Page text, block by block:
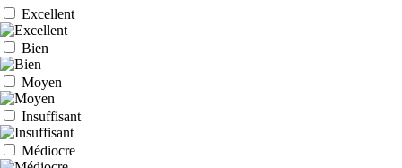
Excellent
Bien
Moyen
Insuffisant
Médiocre